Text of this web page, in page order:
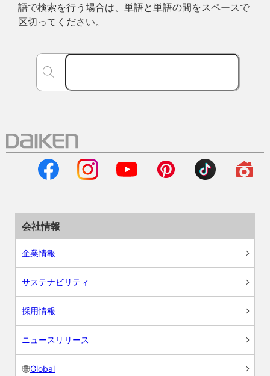
語で検索を行う場合は、単語と単語の間をスペースで
区切ってください。
会社情報
企業情報
サステナビリティ
採用情報
ニュースリリース
Global